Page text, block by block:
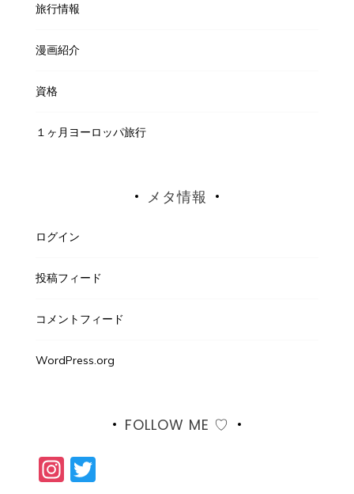
旅行情報
漫画紹介
資格
１ヶ月ヨーロッパ旅行
メタ情報
ログイン
投稿フィード
コメントフィード
WordPress.org
FOLLOW ME ♡
Instagram
Twitter